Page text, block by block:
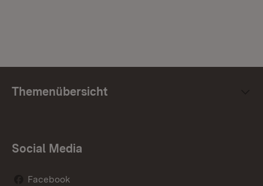
Themenübersicht
Social Media
Facebook